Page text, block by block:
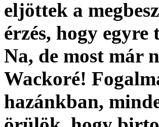
eljöttek a
érzés, hogy
Na, de most már
Wackoré!
hazánkban,